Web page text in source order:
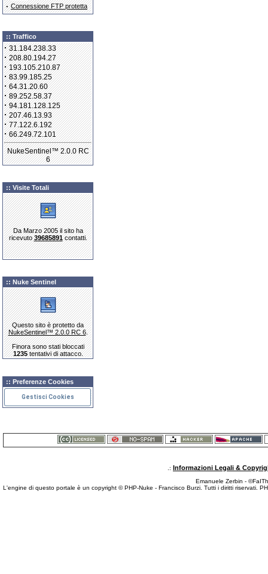
· Connessione FTP protetta
:: Traffico
·31.184.238.33
·208.80.194.27
·193.105.210.87
·83.99.185.25
·64.31.20.60
·89.252.58.37
·94.181.128.125
·207.46.13.93
·77.122.6.192
·66.249.72.101
NukeSentinel™ 2.0.0 RC
6
:: Visite Totali
Da Marzo 2005 il sito ha
ricevuto39685891contatti.
:: Nuke Sentinel
Questo sito è protetto da
NukeSentinel™ 2.0.0 RC 6.
Finora sono stati bloccati
1235tentativi di attacco.
:: Preferenze Cookies
Gestisci Cookies
.: Informazioni Legali &
Emanuele Zerbin -
L'engine di questo portale è un copyright © PHP-Nuke - Francisco Burzi. Tutti i diritti riservati.